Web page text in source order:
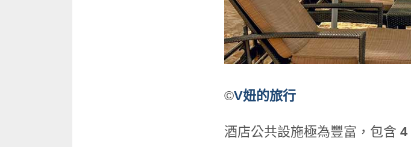
©V妞的旅行
酒店公共設施極為豐富，包含 4